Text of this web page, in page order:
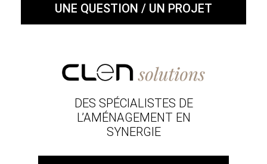
UNE QUESTION / UN PROJET
DES SPÉCIALISTES DE
L’AMÉNAGEMENT EN
SYNERGIE